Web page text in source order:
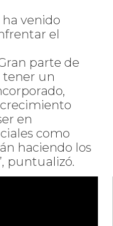
ha venido
el
parte de
tener un
en
como
haciendo los
puntualizó.